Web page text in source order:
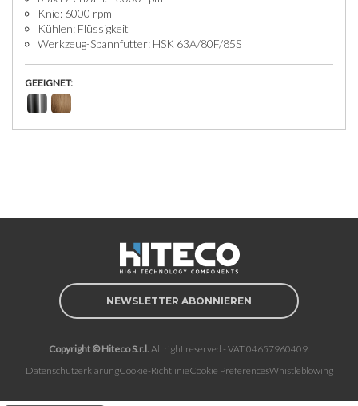
Knie: 6000 rpm
Kühlen: Flüssigkeit
Werkzeug-Spannfutter: HSK 63A/80F/85S
GEEIGNET:
NEWSLETTER ABONNIEREN
Copyright © Hiteco S.r.l.All right reserved - VAT 04657960409.
DatenschutzerklärungCookie-RichtlinieCookie PreferencesWhistleblowing